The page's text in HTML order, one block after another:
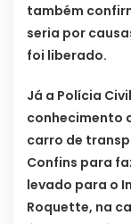
também
seria por
foi liberado.
Já a Polícia
conhecimento
carro de
Confins para
levado para o
Roquette, na